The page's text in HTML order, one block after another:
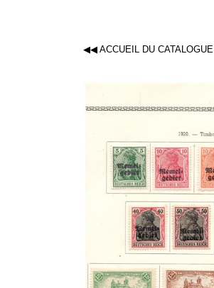
◀◀ ACCUEIL DU CATALOGUE